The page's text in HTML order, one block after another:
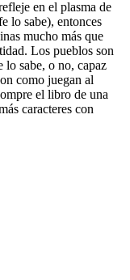
en el plasma de
lo sabe), entonces
mucho más que
Los pueblos son
sabe, o no, capaz
como juegan al
el libro de una
caracteres con